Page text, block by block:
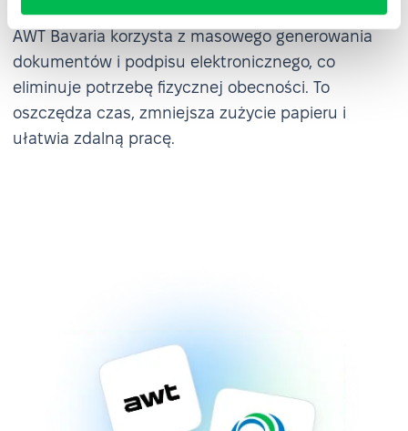
AWT Bavaria korzysta z masowego generowania
dokumentów i podpisu elektronicznego, co
eliminuje potrzebę fizycznej obecności. To
oszczędza czas, zmniejsza zużycie papieru i
ułatwia zdalną pracę.